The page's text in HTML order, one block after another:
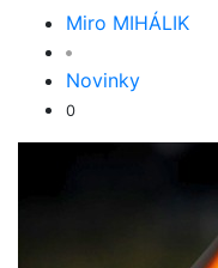
Miro MIHÁLIK
Novinky
0